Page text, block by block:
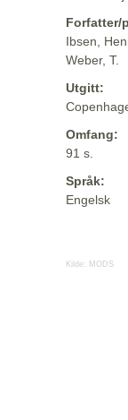
Forfatter/
Ibsen,
Weber, T.
Utgitt:
Omfang:
91 s.
Språk:
Engelsk
Kilde: MODS